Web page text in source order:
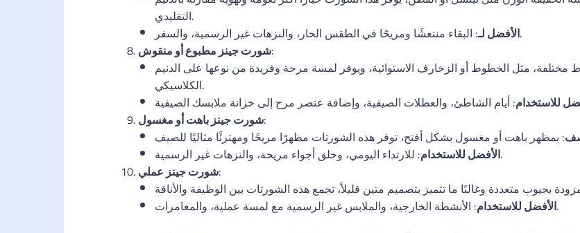
التقليدي.
الأفضل لـ: البقاء منتعشًا ومريحًا في الطقس الحار، والنزهات غير الرسمية، والسفر.
شورت جينز مطبوع أو منقوش:
مختلفة، مثل الخطوط أو الزخارف الاستوائية، ويوفر لمسة مرحة وفريدة من نوعها على الدنيم
الكلاسيكي.
للاستخدام
شورت جينز باهت أو مغسول:
الأفضل للاستخدام: للارتداء اليومي، وخلق أجواء مريحة، والنزهات غير الرسمية.
شورت جينز عملي:
الأفضل للاستخدام: الأنشطة الخارجية، والملابس غير الرسمية مع لمسة عملية، والمغامرات.